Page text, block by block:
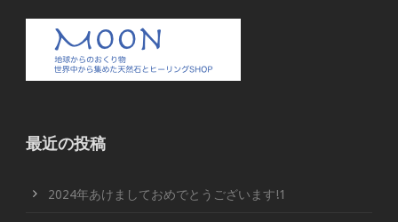
最近の投稿
2024年あけましておめでとうございます!1